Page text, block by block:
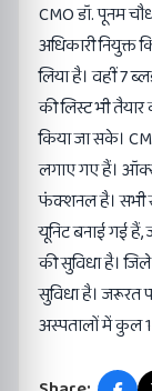
CMO डॉ. पूनम
अधिकारी नियुक्त
लिया है। वहीं 7
की लिस्ट भी
किया जा सके।
लगाए गए हैं।
फंक्शनल है। सभी
यूनिट बनाई गई
की सुविधा है।
सुविधा है। जरूरत
अस्पतालों में कुल